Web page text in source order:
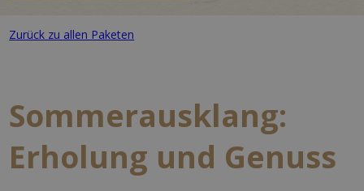
Zurück zu allen Paketen
Sommerausklang:
Erholung und Genuss